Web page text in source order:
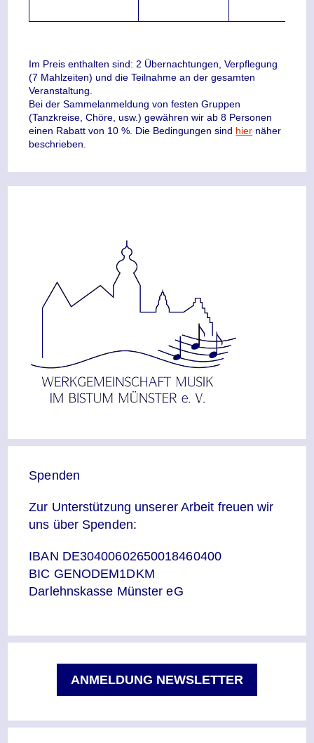
Im Preis enthalten sind: 2 Übernachtungen, Verpflegung
(7 Mahlzeiten) und die Teilnahme an der gesamten
Veranstaltung.
Bei der Sammelanmeldung von festen Gruppen
(Tanzkreise, Chöre, usw.) gewähren wir ab 8 Personen
einen Rabatt von 10 %. Die Bedingungen sind hier näher
beschrieben.
Spenden
Zur Unterstützung unserer Arbeit freuen wir
uns über Spenden:
IBAN DE30400602650018460400
BIC GENODEM1DKM
Darlehnskasse Münster eG
ANMELDUNG NEWSLETTER